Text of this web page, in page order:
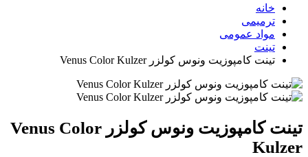
خانه
ترمیمی
مواد عمومی
تینت
تینت کامپوزیت ونوس کولزر Venus Color Kulzer
تینت کامپوزیت ونوس کولزر Venus Color
Kulzer